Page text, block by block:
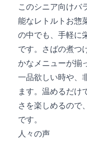
このシニア向けバ
能なレトルトお惣
の中でも、手軽に
です。さばの煮つ
かなメニューが揃
一品欲しい時や、
ます。温めるだけ
さを楽しめるので
です。
人々の声